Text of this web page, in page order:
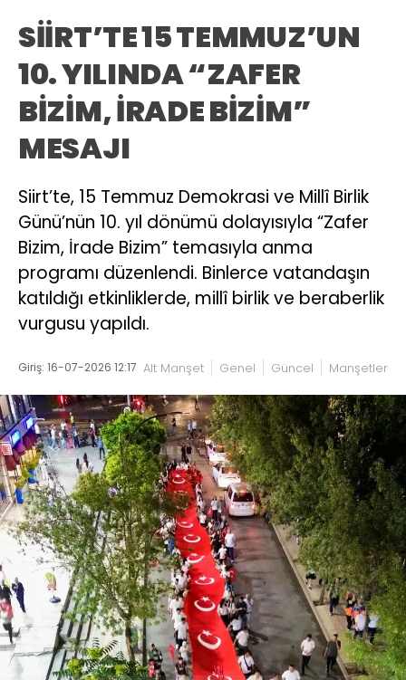
SİİRT’TE 15 TEMMUZ’UN
10. YILINDA “ZAFER
BİZİM, İRADE BİZİM”
MESAJI
Siirt’te, 15 Temmuz Demokrasi ve Millî Birlik
Günü’nün 10. yıl dönümü dolayısıyla “Zafer
Bizim, İrade Bizim” temasıyla anma
programı düzenlendi. Binlerce vatandaşın
katıldığı etkinliklerde, millî birlik ve beraberlik
vurgusu yapıldı.
Giriş: 16-07-2026 12:17 Alt Manşet Genel Güncel Manşetler